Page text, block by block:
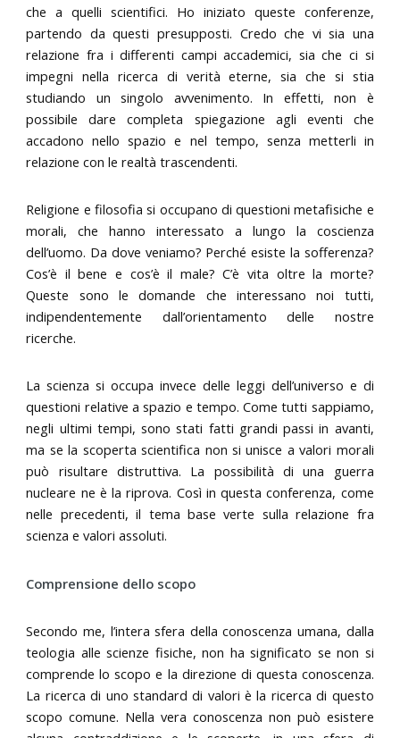
che a quelli scientifici. Ho iniziato queste conferenze,
partendo da questi presupposti. Credo che vi sia una
relazione fra i differenti campi accademici, sia che ci si
impegni nella ricerca di verità eterne, sia che si stia
studiando un singolo avvenimento. In effetti, non è
possibile dare completa spiegazione agli eventi che
accadono nello spazio e nel tempo, senza metterli in
relazione con le realtà trascendenti.
Religione e filosofia si occupano di questioni metafisiche e
morali, che hanno interessato a lungo la coscienza
dell’uomo. Da dove veniamo? Perché esiste la sofferenza?
Cos’è il bene e cos’è il male? C’è vita oltre la morte?
Queste sono le domande che interessano noi tutti,
indipendentemente dall’orientamento delle nostre
ricerche.
La scienza si occupa invece delle leggi dell’universo e di
questioni relative a spazio e tempo. Come tutti sappiamo,
negli ultimi tempi, sono stati fatti grandi passi in avanti,
ma se la scoperta scientifica non si unisce a valori morali
può risultare distruttiva. La possibilità di una guerra
nucleare ne è la riprova. Così in questa conferenza, come
nelle precedenti, il tema base verte sulla relazione fra
scienza e valori assoluti.
Comprensione dello scopo
Secondo me, l’intera sfera della conoscenza umana, dalla
teologia alle scienze fisiche, non ha significato se non si
comprende lo scopo e la direzione di questa conoscenza.
La ricerca di uno standard di valori è la ricerca di questo
scopo comune. Nella vera conoscenza non può esistere